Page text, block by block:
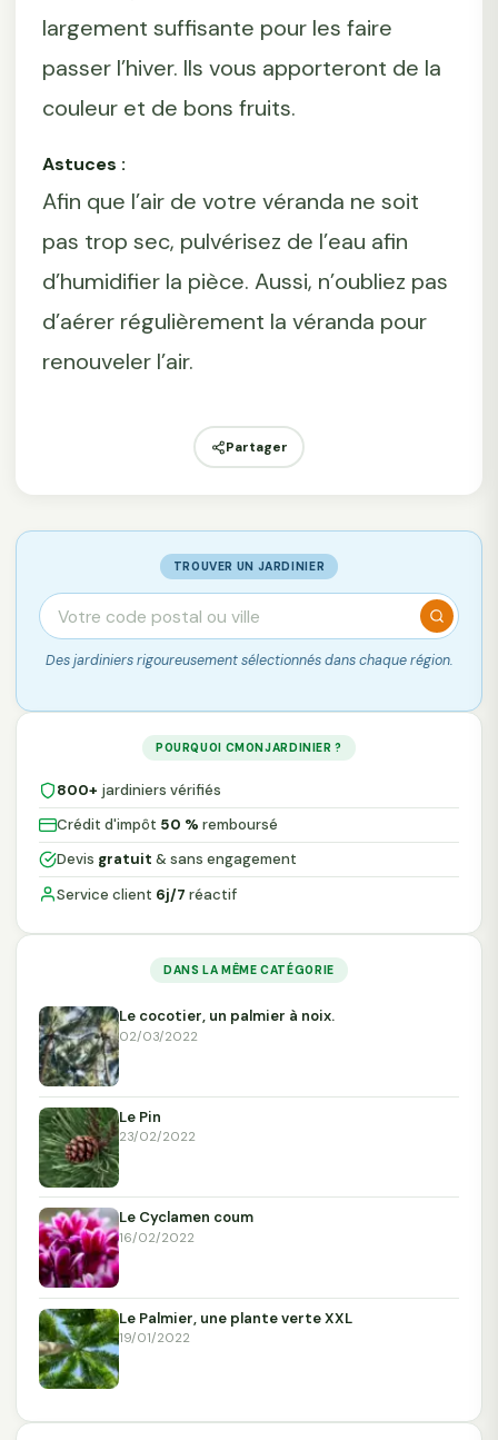
largement suffisante pour les faire
passer l’hiver. Ils vous apporteront de la
couleur et de bons fruits.
Astuces :
Afin que l’air de votre véranda ne soit
pas trop sec, pulvérisez de l’eau afin
d’humidifier la pièce. Aussi, n’oubliez pas
d’aérer régulièrement la véranda pour
renouveler l’air.
Partager
TROUVER UN JARDINIER
Des jardiniers rigoureusement sélectionnés dans chaque région.
POURQUOI CMONJARDINIER ?
800+ jardiniers vérifiés
Crédit d'impôt 50 % remboursé
Devis gratuit & sans engagement
Service client 6j/7 réactif
DANS LA MÊME CATÉGORIE
Le cocotier, un palmier à noix.
02/03/2022
Le Pin
23/02/2022
Le Cyclamen coum
16/02/2022
Le Palmier, une plante verte XXL
19/01/2022